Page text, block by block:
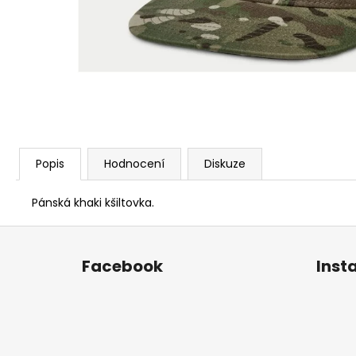
Popis Hodnocení Diskuze
Pánská khaki kšiltovka.
390 Kč
Z
Facebook